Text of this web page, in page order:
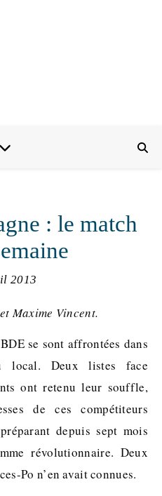
: le match
2013
Maxime Vincent.
se sont affrontées dans
local. Deux listes face
ont retenu leur souffle,
de ces compétiteurs
depuis sept mois
révolutionnaire. Deux
Po n’en avait connues.